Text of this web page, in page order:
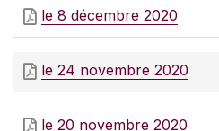
le 8 décembre 2020
le 24 novembre 2020
le 20 novembre 2020